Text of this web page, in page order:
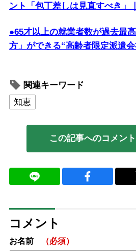
ント「包丁差しは見直すべき」
●65才以上の就業者数が過去最
方」ができる“高齢者限定派遣
関連キーワード
知恵
この記事へのコメン
コメント
お名前 （必須）